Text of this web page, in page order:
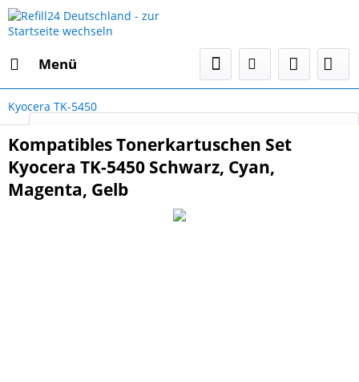
Menü
Kyocera TK-5450
Kompatibles Tonerkartuschen Set
Kyocera TK-5450 Schwarz, Cyan,
Magenta, Gelb